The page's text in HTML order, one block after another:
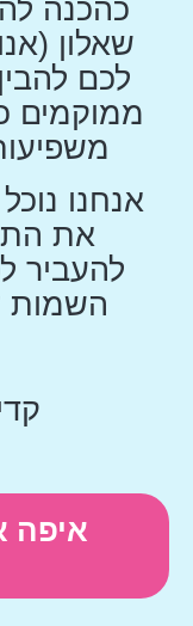
כהכנה
שאלון
לכם
ממוקמים
אנחנו
את
להעביר
השמות
איפה